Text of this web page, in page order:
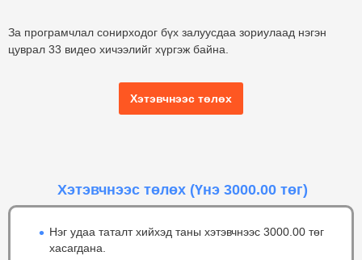
За програмчлал сонирходог бүх залуусдаа зориулаад нэгэн
цуврал 33 видео хичээлийг хүргэж байна.
Хэтэвчнээс төлөх
Хэтэвчнээс төлөх (Үнэ 3000.00 төг)
Нэг удаа таталт хийхэд таны хэтэвчнээс 3000.00 төг
хасагдана.